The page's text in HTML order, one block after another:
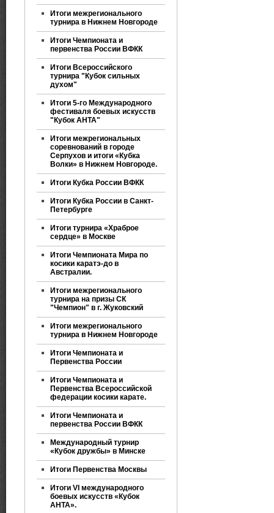
Итоги межрегионального
турнира в Нижнем Новгороде
Итоги Чемпионата и
первенства России ВФКК
Итоги Всероссийского
турнира "Кубок сильных
духом"
Итоги 5-го Международного
фестиваля боевых искусств
"Кубок АНТА"
Итоги межрегиональных
соревнований в городе
Серпухов и итоги «Кубка
Волки» в Нижнем Новгороде.
Итоги Кубка России ВФКК
Итоги Кубка России в Санкт-
Петербурге
Итоги турнира «Храброе
сердце» в Москве
Итоги Чемпионата Мира по
косики каратэ-до в
Австралии.
Итоги межрегионального
турнира на призы СК
"Чемпион" в г. Жуковский
Итоги межрегионального
турнира в Нижнем Новгороде
Итоги Чемпионата и
Первенства России
Итоги Чемпионата и
Первенства Всероссийской
федерации косики карате.
Итоги Чемпионата и
первенства России ВФКК
Международный турнир
«Кубок дружбы» в Минске
Итоги Первенства Москвы
Итоги VI международного
боевых искусств «Кубок
АНТА».